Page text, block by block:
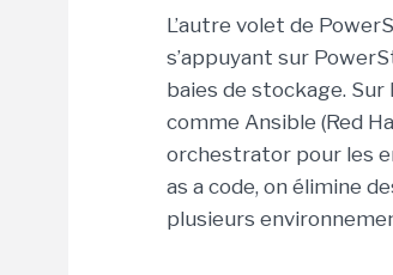
L’autre volet de
s’appuyant sur
baies de stockage.
comme Ansible (Red
orchestrator pour les
as a code, on élimine
plusieurs